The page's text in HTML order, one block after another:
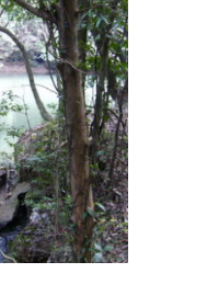
けられたエリ
然観察などが楽
、睡蓮が浮か
。場所：大分…
続きを読む